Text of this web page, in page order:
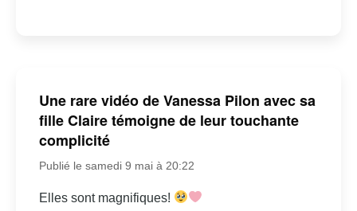
Une rare vidéo de Vanessa Pilon avec sa
fille Claire témoigne de leur touchante
complicité
Publié le samedi 9 mai à 20:22
Elles sont magnifiques!